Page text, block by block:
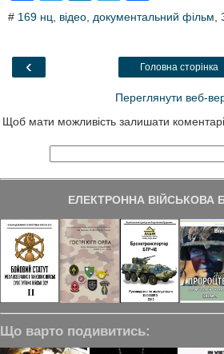
e
o
t
k
e
a
r
# 169 нц, відео, документальний фільм,
‹ Головна сторінка
Переглянути веб-
Щоб мати можливість залишати
ЕЛЕКТРОННА ВІЙСЬКОВА
Що варто подивитись: